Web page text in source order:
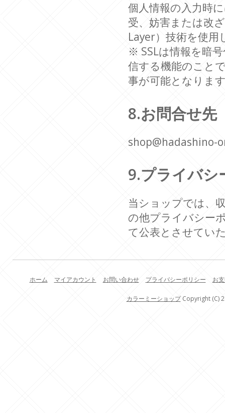
個人情報の入力時
受、妨害または改
Layer）技術を使用
※ SSLは情報を暗
信する機能のこと
事が可能となりま
8.お問合せ先
shop@hadashino-
9.プライバシ
当ショップでは、
の他プライバシー
て公表とさせてい
ホーム マイアカウント お問い合わせ プライバシーポリシー お
カラーミーショップCopyright (C)